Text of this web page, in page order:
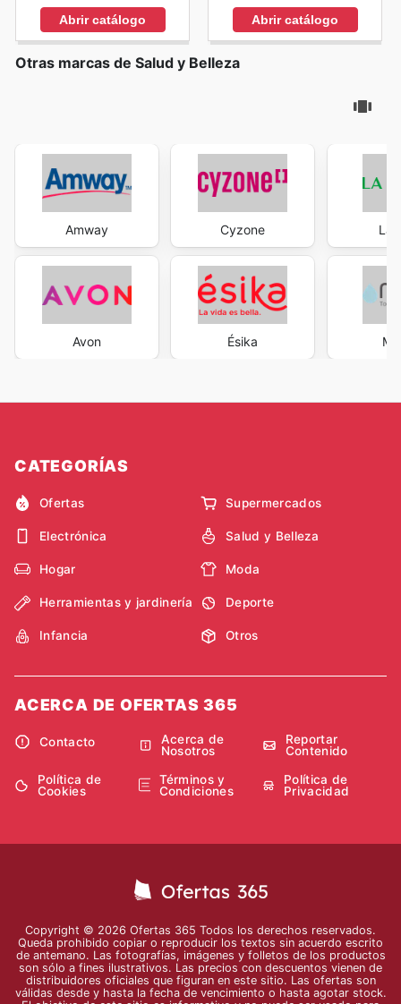
Abrir catálogo Abrir catálogo
Otras marcas de Salud y Belleza
Amway
Avon
Cyzone
Ésika
La
CATEGORÍAS
Ofertas Supermercados
Electrónica Salud y Belleza
Hogar Moda
Herramientas y jardinería Deporte
Infancia Otros
ACERCA DE OFERTAS 365
Contacto
Acerca de
Nosotros
Reportar
Contenido
Política de
Cookies
Términos y
Condiciones
Política de
Privacidad
Copyright © 2026 Ofertas 365 Todos los derechos reservados.
Queda prohibido copiar o reproducir los textos sin acuerdo escrito
de antemano. Las fotografías, imágenes y folletos de los productos
son sólo a fines ilustrativos. Las precios con descuentos vienen de
distribuidores oficiales que figuran en este sitio. Las ofertas son
válidas desde y hasta la fecha de vencimiento o hasta agotar stock.